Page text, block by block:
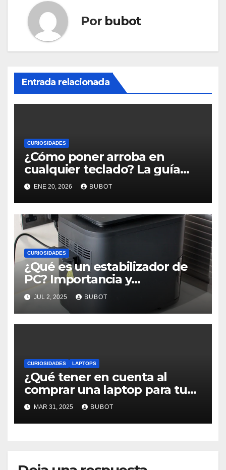
Por bubot
Entrada relacionada
CURIOSIDADES
¿Cómo poner arroba en
cualquier teclado? La guía
rápida que todos necesitan
ENE 20, 2026 BUBOT
CURIOSIDADES
¿Qué es un estabilizador de
PC? Importancia y
funcionamiento
JUL 2, 2025 BUBOT
CURIOSIDADES LAPTOPS
¿Qué tener en cuenta al
comprar una laptop para tu
empresa?
MAR 31, 2025 BUBOT